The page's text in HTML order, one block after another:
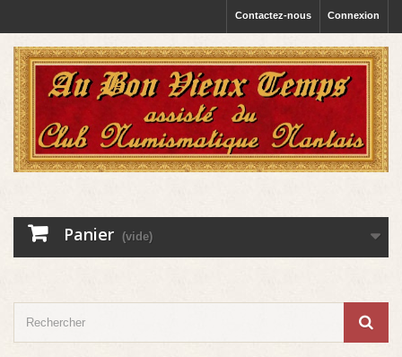
Connexion
Contactez-nous
Panier (vide)